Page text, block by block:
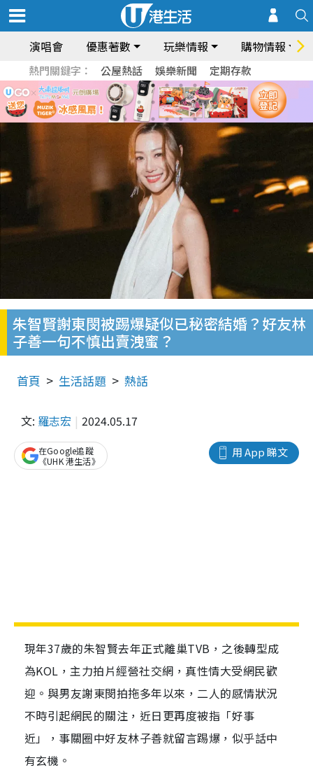
演唱會 優惠著數 玩樂情報 購物情報
熱門關鍵字： 公屋熱話 娛樂新聞 定期存款
朱智賢謝東閔被踢爆疑似已秘密結婚？好友林
子善一句不慎出賣洩蜜？
首頁 生活話題 熱話
文: 羅志宏 2024.05.17
用 App 睇文
在Google追蹤
《UHK 港生活》
現年37歲的朱智賢去年正式離巢TVB，之後轉型成
為KOL，主力拍片經營社交網，真性情大受網民歡
迎。與男友謝東閔拍拖多年以來，二人的感情狀況
不時引起網民的關注，近日更再度被指「好事
近」，事關圈中好友林子善就留言踢爆，似乎話中
有玄機。